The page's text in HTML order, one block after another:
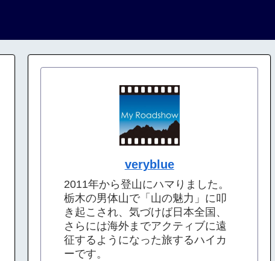
veryblue
2011年から登山にハマりました。
栃木の男体山で「山の魅力」に叩
き起こされ、気づけば日本全国、
さらには海外までアクティブに遠
征するようになった旅するハイカ
ーです。